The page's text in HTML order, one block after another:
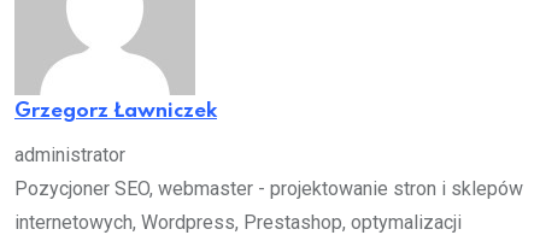
Grzegorz Ławniczek
administrator
Pozycjoner SEO, webmaster - projektowanie stron i sklepów
internetowych, Wordpress, Prestashop, optymalizacji